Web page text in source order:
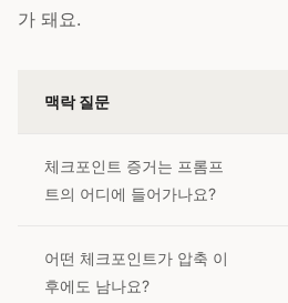
가 돼요.
맥락 질문
체크포인트 증거는 프롬프
트의 어디에 들어가나요?
어떤 체크포인트가 압축 이
후에도 남나요?